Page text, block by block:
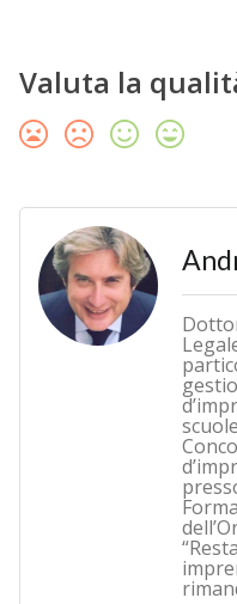
Valuta la